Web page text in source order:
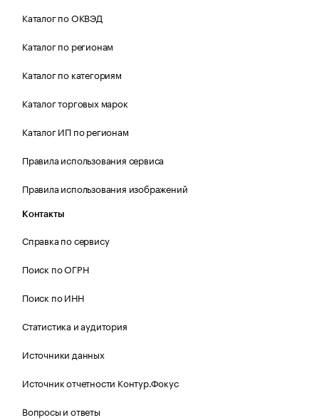
Каталог по ОКВЭД
Каталог по регионам
Каталог по категориям
Каталог торговых марок
Каталог ИП по регионам
Правила использования сервиса
Правила использования изображений
Контакты
Справка по сервису
Поиск по ОГРН
Поиск по ИНН
Статистика и аудитория
Источники данных
Источник отчетности Контур.Фокус
Вопросы и ответы